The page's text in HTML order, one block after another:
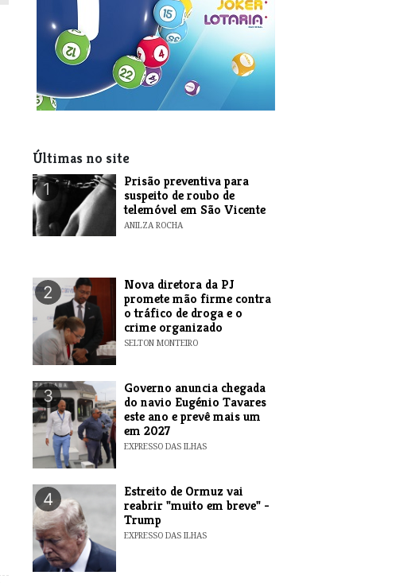
Últimas no site
1
Prisão preventiva para
suspeito de roubo de
telemóvel em São Vicente
ANILZA ROCHA
2
Nova diretora da PJ
promete mão firme contra
o tráfico de droga e o
crime organizado
SELTON MONTEIRO
3
Governo anuncia chegada
do navio Eugénio Tavares
este ano e prevê mais um
em 2027
EXPRESSO DAS ILHAS
4
Estreito de Ormuz vai
reabrir "muito em breve" -
Trump
EXPRESSO DAS ILHAS